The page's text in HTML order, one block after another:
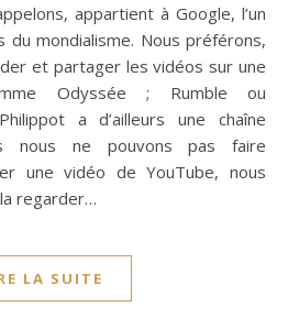
appartient à Google, l’un
du mondialisme. Nous préférons,
et partager les vidéos sur une
Odyssée ; Rumble ou
a d’ailleurs une chaîne
nous ne pouvons pas faire
une vidéo de YouTube, nous
regarder…
LA SUITE